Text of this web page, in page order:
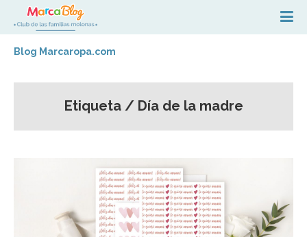
Blog Marcaropa.com
Etiqueta / Día de la madre